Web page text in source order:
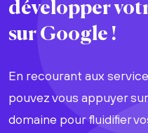
développer
sur Google !
En recourant aux
pouvez vous appuyer
domaine pour fluidifier